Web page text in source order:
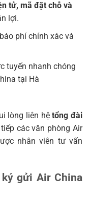
tử, mã đặt chỗ và
lợi.
phí chính xác và
tuyến nhanh chóng
tại Hà
lòng liên hệtổng đài
các văn phòng Air
nhân viên tư vấn
gửi Air China